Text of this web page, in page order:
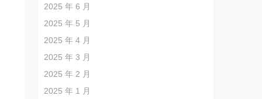
2025 年 6 月
2025 年 5 月
2025 年 4 月
2025 年 3 月
2025 年 2 月
2025 年 1 月